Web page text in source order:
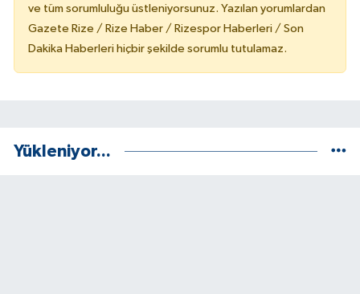
ve tüm sorumluluğu üstleniyorsunuz. Yazılan yorumlardan
Gazete Rize / Rize Haber / Rizespor Haberleri / Son
Dakika Haberleri hiçbir şekilde sorumlu tutulamaz.
Yükleniyor...